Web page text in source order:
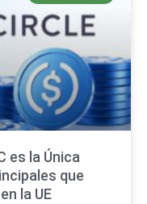
es la Única
que
la UE